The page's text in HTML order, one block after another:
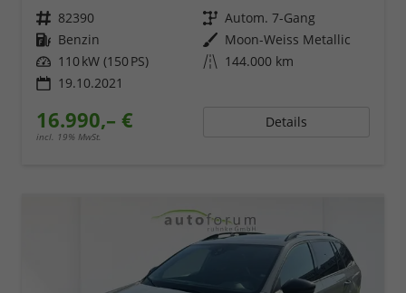
Fahrzeugnr. 82390 Getriebe Autom. 7-Gang
Kraftstoff Benzin Außenfarbe Moon-Weiss Metallic
Leistung 110 kW (150 PS) Kilometerstand 144.000 km
19.10.2021
16.990,– €
incl. 19% MwSt.
Details